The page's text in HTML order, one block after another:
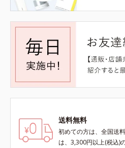
送料無料
初めての方は、全国送
は、3,300円以上(税込)